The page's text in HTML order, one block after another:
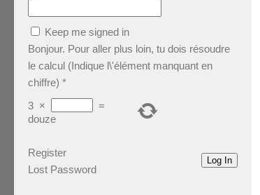
Keep me signed in
Bonjour. Pour aller plus loin, tu dois résoudre
le calcul (Indique l\'élément manquant en
chiffre) *
3 ×
=
douze
Log In
Register
Lost Password